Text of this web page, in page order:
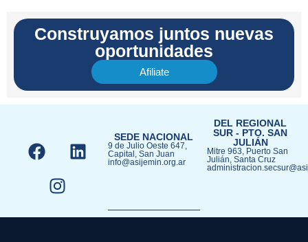
Construyamos juntos nuevas
oportunidades
Afiliate
SEDE NACIONAL
9 de Julio Oeste 647,
Capital, San Juan
info@asijemin.org.ar
DEL REGIONAL
SUR - PTO. SAN
JULIÁN​
Mitre 963, Puerto San
Julián, Santa Cruz